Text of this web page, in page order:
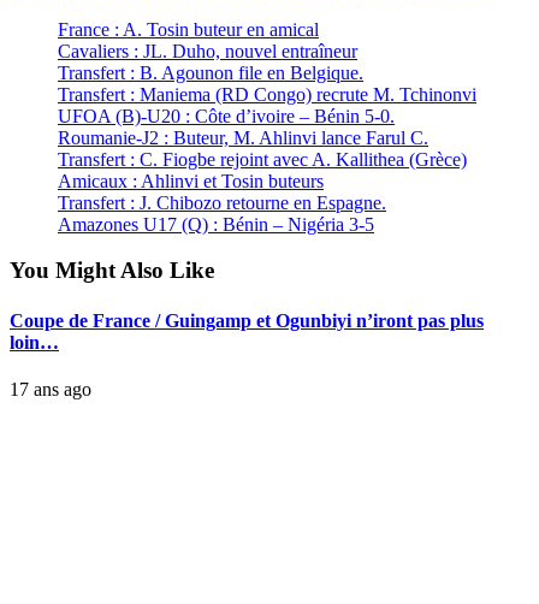
France : A. Tosin buteur en amical
Cavaliers : JL. Duho, nouvel entraîneur
Transfert : B. Agounon file en Belgique.
Transfert : Maniema (RD Congo) recrute M. Tchinonvi
UFOA (B)-U20 : Côte d’ivoire – Bénin 5-0.
Roumanie-J2 : Buteur, M. Ahlinvi lance Farul C.
Transfert : C. Fiogbe rejoint avec A. Kallithea (Grèce)
Amicaux : Ahlinvi et Tosin buteurs
Transfert : J. Chibozo retourne en Espagne.
Amazones U17 (Q) : Bénin – Nigéria 3-5
You Might Also Like
Coupe de France / Guingamp et Ogunbiyi n’iront pas plus
loin…
17 ans ago